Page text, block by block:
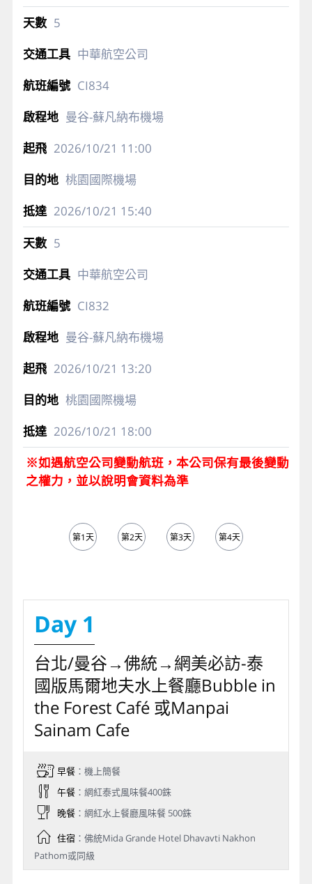
5
中華航空公司
CI834
曼谷-蘇凡納布機場
2026/10/21 11:00
桃園國際機場
2026/10/21 15:40
5
中華航空公司
CI832
曼谷-蘇凡納布機場
2026/10/21 13:20
桃園國際機場
2026/10/21 18:00
※如遇航空公司變動航班，本公司保有最後變動
之權力，並以說明會資料為準
第1天 第2天 第3天 第4天
Day 1
台北/曼谷→佛統→網美必訪-泰
國版馬爾地夫水上餐廳Bubble in
the Forest Café 或Manpai
Sainam Cafe
早餐：機上簡餐
午餐：網紅泰式風味餐400銖
晚餐：網紅水上餐廳風味餐 500銖
住宿：佛統Mida Grande Hotel Dhavavti Nakhon
Pathom或同級